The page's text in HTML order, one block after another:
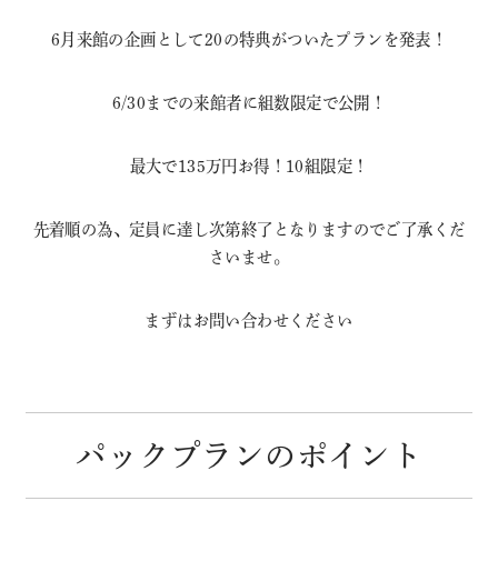
6月来館の企画として20の特典がついたプランを発表！
6/30までの来館者に組数限定で公開！
最大で135万円お得！10組限定！
先着順の為、定員に達し次第終了となりますのでご了承くだ
さいませ。
まずはお問い合わせください
パックプランのポイント